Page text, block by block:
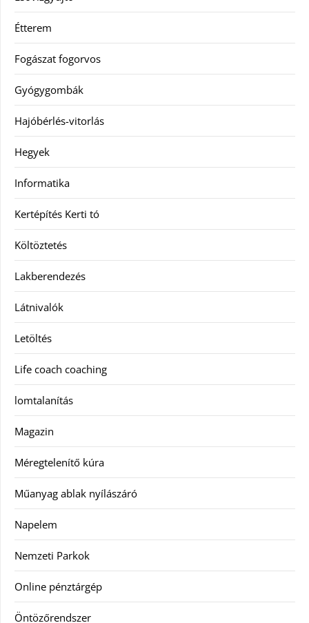
Étterem
Fogászat fogorvos
Gyógygombák
Hajóbérlés-vitorlás
Hegyek
Informatika
Kertépítés Kerti tó
Költöztetés
Lakberendezés
Látnivalók
Letöltés
Life coach coaching
lomtalanítás
Magazin
Méregtelenítő kúra
Műanyag ablak nyílászáró
Napelem
Nemzeti Parkok
Online pénztárgép
Öntözőrendszer